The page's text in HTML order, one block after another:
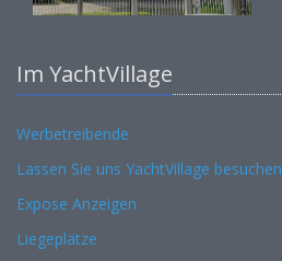
Im YachtVillage
Werbetreibende
Lassen Sie uns YachtVillage besuchen
Expose Anzeigen
Liegeplätze